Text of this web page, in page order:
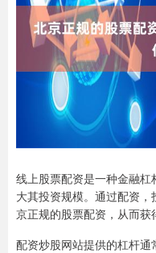
线上股票配资是一种金融
大其投资规模。通过配资
京正规的股票配资，从而获
配资炒股网站提供的杠杆